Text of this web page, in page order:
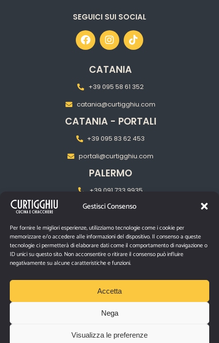
Gestisci Consenso
Per fornire le migliori esperienze, utilizziamo tecnologie come i cookie per
memorizzare e/o accedere alle informazioni del dispositivo. Il consenso a queste
tecnologie ci permetterà di elaborare dati come il comportamento di navigazione o
ID unici su questo sito. Non acconsentire o ritirare il consenso può influire
negativamente su alcune caratteristiche e funzioni.
Accetta
Nega
Visualizza le preferenze
SEGUICI SUI SOCIAL
CATANIA
+39 095 58 61 352
catania@curtigghiu.com
CATANIA - PORTALI
+39 095 83 62 453
portali@curtigghiu.com
PALERMO
+39 091 733 9935
palermo@curtigghiu.com
MILANO
‎+39 02 2217 5681
pasubiomilano@curtigghiu.com
PRIVACY POLICY